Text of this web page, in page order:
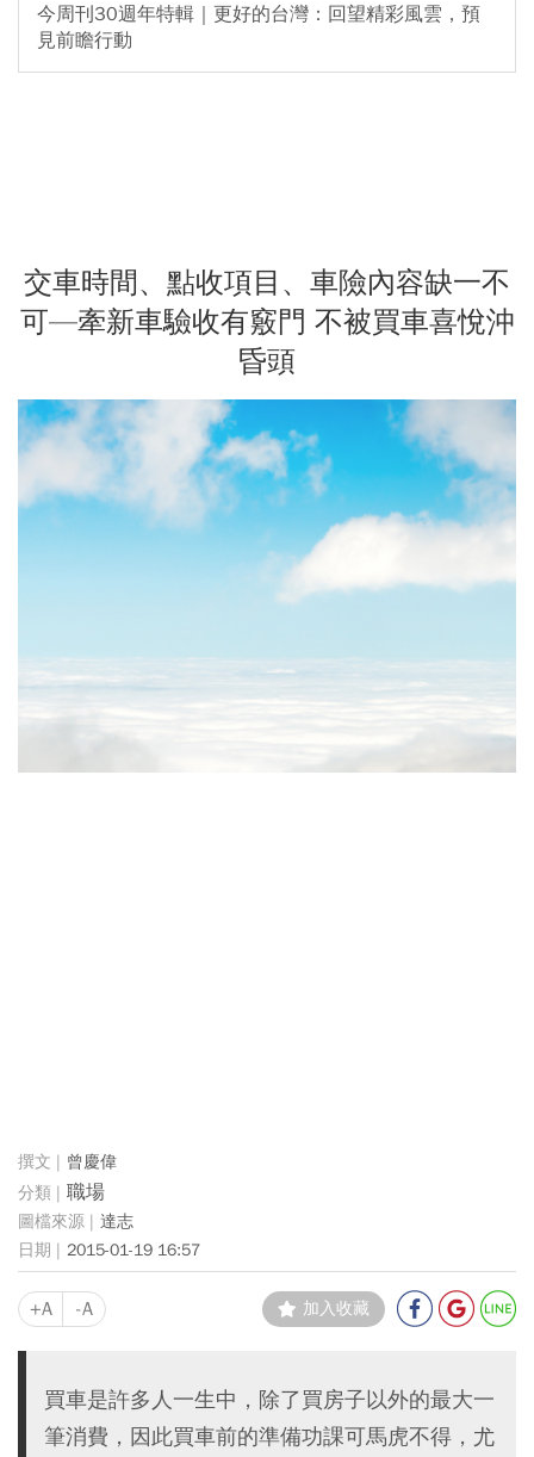
今周刊30週年特輯｜更好的台灣：回望精彩風雲，預
見前瞻行動
交車時間、點收項目、車險內容缺一不
可—牽新車驗收有竅門 不被買車喜悅沖
昏頭
曾慶偉
職場
達志
2015-01-19 16:57
+A -A 加入收藏
買車是許多人一生中，除了買房子以外的最大一
筆消費，因此買車前的準備功課可馬虎不得，尤